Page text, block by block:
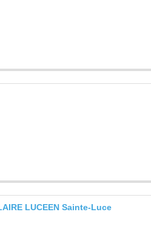
LUCEEN Sainte-Luce